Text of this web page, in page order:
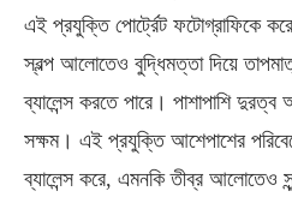
এই প্রযুক্তি পোর্ট্রেট ফটোগ্রাফিকে
স্বল্প আলোতেও বুদ্ধিমত্তা দিয়ে
ব্যালেন্স করতে পারে। পাশাপাশি
সক্ষম। এই প্রযুক্তি আশেপাশের
ব্যালেন্স করে, এমনকি তীব্র আলোতেও